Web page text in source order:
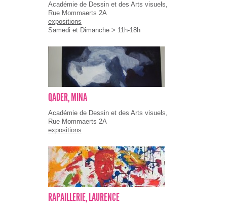
Académie de Dessin et des Arts visuels,
Rue Mommaerts 2A
expositions
Samedi et Dimanche > 11h-18h
QADER, MINA
Académie de Dessin et des Arts visuels,
Rue Mommaerts 2A
expositions
RAPAILLERIE, LAURENCE